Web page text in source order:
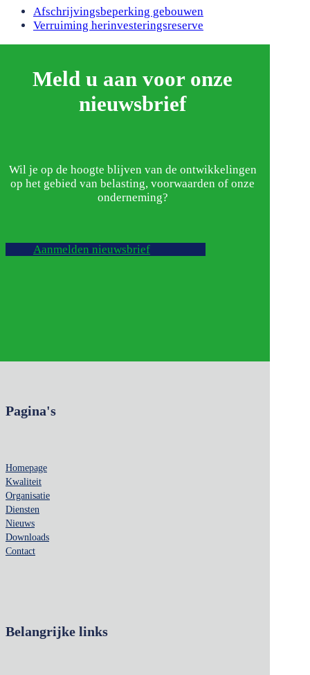
previous
post:
Afschrijvingsbeperking gebouwen
next
Verruiming herinvesteringsreserve
Meld u aan voor onze
nieuwsbrief
Wil je op de hoogte blijven van de ontwikkelingen
op het gebied van belasting, voorwaarden of onze
onderneming?
Aanmelden nieuwsbrief
Pagina's
Homepage
Kwaliteit
Organisatie
Diensten
Nieuws
Downloads
Contact
Belangrijke links